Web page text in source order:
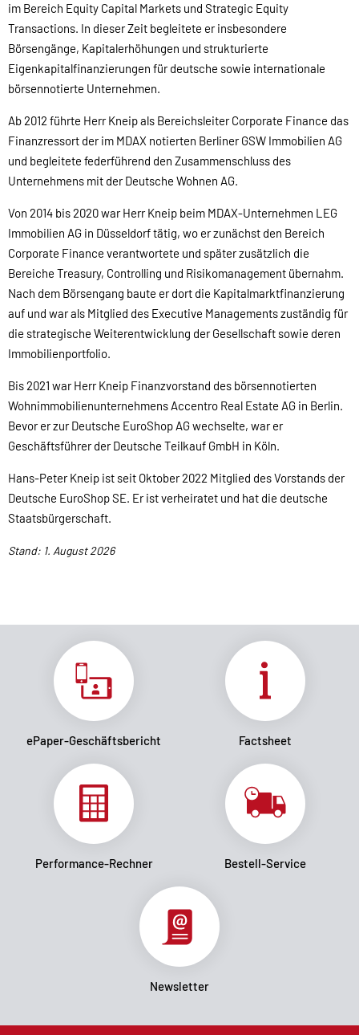
im Bereich Equity Capital Markets und Strategic Equity
Transactions. In dieser Zeit begleitete er insbesondere
Börsengänge, Kapitalerhöhungen und strukturierte
Eigenkapitalfinanzierungen für deutsche sowie internationale
börsennotierte Unternehmen.
Ab 2012 führte Herr Kneip als Bereichsleiter Corporate Finance das
Finanzressort der im MDAX notierten Berliner GSW Immobilien AG
und begleitete federführend den Zusammenschluss des
Unternehmens mit der Deutsche Wohnen AG.
Von 2014 bis 2020 war Herr Kneip beim MDAX-Unternehmen LEG
Immobilien AG in Düsseldorf tätig, wo er zunächst den Bereich
Corporate Finance verantwortete und später zusätzlich die
Bereiche Treasury, Controlling und Risikomanagement übernahm.
Nach dem Börsengang baute er dort die Kapitalmarktfinanzierung
auf und war als Mitglied des Executive Managements zuständig für
die strategische Weiterentwicklung der Gesellschaft sowie deren
Immobilienportfolio.
Bis 2021 war Herr Kneip Finanzvorstand des börsennotierten
Wohnimmobilienunternehmens Accentro Real Estate AG in Berlin.
Bevor er zur Deutsche EuroShop AG wechselte, war er
Geschäftsführer der Deutsche Teilkauf GmbH in Köln.
Hans-Peter Kneip ist seit Oktober 2022 Mitglied des Vorstands der
Deutsche EuroShop SE. Er ist verheiratet und hat die deutsche
Staatsbürgerschaft.
Stand: 1. August 2026
ePaper-Geschäftsbericht Factsheet
Performance-Rechner Bestell-Service
Newsletter